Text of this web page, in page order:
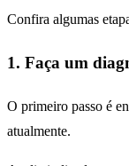
Confira algumas
1. Faça um
O primeiro passo é
atualmente.